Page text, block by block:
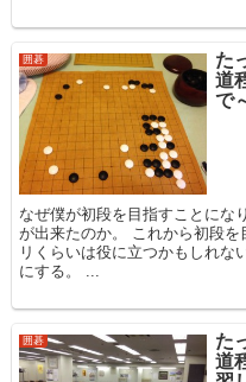
囲碁
た
道
で
なぜ僕が初段を目指すことにな
が出来たのか。 これから初段を
リくらいは役に立つかもしれな
にする。 ...
囲碁
た
道